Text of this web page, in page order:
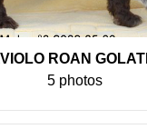
ROAN
5 photos